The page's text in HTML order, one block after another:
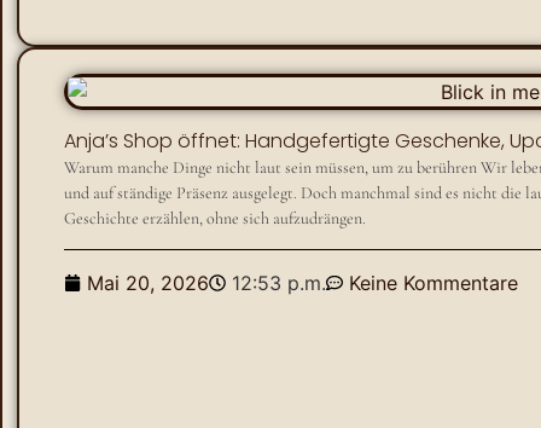
Anja’s Shop öffnet: Handgefertigte Geschenke,
Warum manche Dinge nicht laut sein müssen, um zu berühren Wir
und auf ständige Präsenz ausgelegt. Doch manchmal sind es nicht die
Geschichte erzählen, ohne sich aufzudrängen.
Mai 20, 2026 12:53 p.m. Keine Kommentare